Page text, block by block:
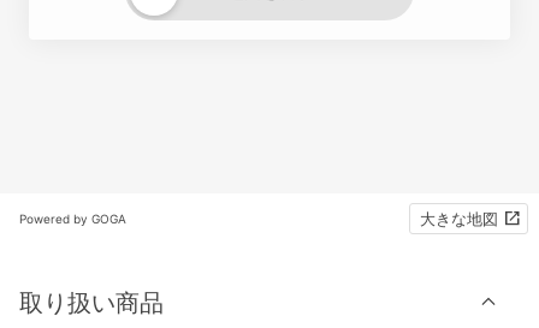
Powered by GOGA 大きな地図
取り扱い商品